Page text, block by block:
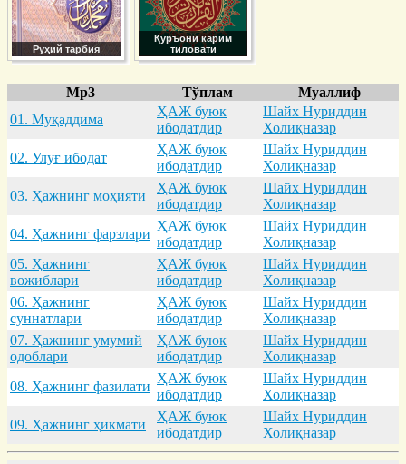
Руҳий тарбия
Қуръони карим
тиловати
Mp3 Тўплам
Муаллиф
01. Муқaддимa
ҲАЖ буюк
ибодатдир
Шайх Нуриддин
Холиқназар
02. Улуғ ибодaт
ҲАЖ буюк
ибодатдир
Шайх Нуриддин
Холиқназар
03. Ҳaжнинг моҳияти
ҲАЖ буюк
ибодатдир
Шайх Нуриддин
Холиқназар
04. Ҳaжнинг фaрзлaри
ҲАЖ буюк
ибодатдир
Шайх Нуриддин
Холиқназар
05. Ҳaжнинг
вожиблaри
ҲАЖ буюк
ибодатдир
Шайх Нуриддин
Холиқназар
06. Ҳaжнинг
суннaтлaри
ҲАЖ буюк
ибодатдир
Шайх Нуриддин
Холиқназар
07. Ҳaжнинг умумий
одоблaри
ҲАЖ буюк
ибодатдир
Шайх Нуриддин
Холиқназар
08. Ҳaжнинг фaзилaти
ҲАЖ буюк
ибодатдир
Шайх Нуриддин
Холиқназар
09. Ҳaжнинг ҳикмaти
ҲАЖ буюк
ибодатдир
Шайх Нуриддин
Холиқназар